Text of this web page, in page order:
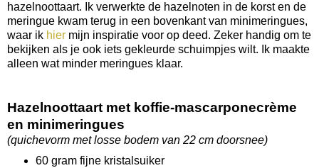
hazelnoottaart. Ik verwerkte de hazelnoten in de korst en de
meringue kwam terug in een bovenkant van minimeringues,
waar ik hier mijn inspiratie voor op deed. Zeker handig om te
bekijken als je ook iets gekleurde schuimpjes wilt. Ik maakte
alleen wat minder meringues klaar.
Hazelnoottaart met koffie-mascarponecrème
en minimeringues
(quichevorm met losse bodem van 22 cm doorsnee)
60 gram fijne kristalsuiker